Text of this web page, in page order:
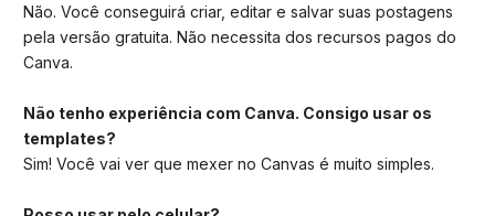
Não. Você conseguirá criar, editar e salvar suas postagens
pela versão gratuita. Não necessita dos recursos pagos do
Canva.
Não tenho experiência com Canva. Consigo usar os
templates?
Sim! Você vai ver que mexer no Canvas é muito simples.